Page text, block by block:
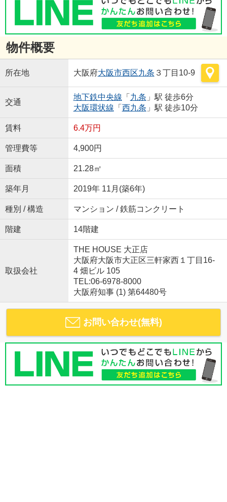
物件概要
所在地 大阪府大阪市西区九条 ３丁目10-9
交通
地下鉄中央線 「 九条 」駅 徒歩6分
大阪環状線 「 西九条 」駅 徒歩10分
賃料 6.4万円
管理費等 4,900円
面積 21.28㎡
築年月 2019年 11月(築6年)
種別 / 構造 マンション / 鉄筋コンクリート
階建 14階建
取扱会社
THE HOUSE 大正店
大阪府大阪市大正区三軒家西１丁目16-
4 畑ビル 105
TEL:06-6978-8000
大阪府知事 (1) 第64480号
お問い合わせ(無料)